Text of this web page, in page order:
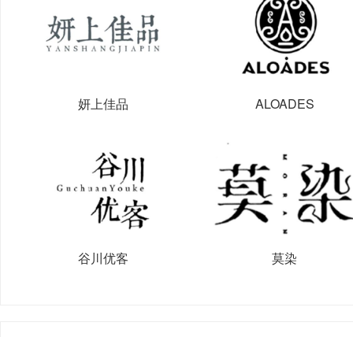
妍上佳品 ALOADES
谷川优客 莫染